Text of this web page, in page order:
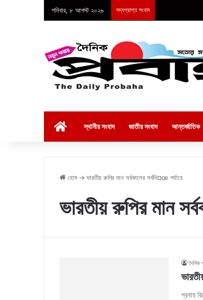
শনিবার, ৮ আগস্ট ২০২৬ সদ্যপ্রাপ্ত সংবাদ
স্থানীয় সংবাদ জাতীয় সংবাদ আন্তর্জাতিক
হোম → ভারতীয় রুপির মান সর্বকালের সর্বনি¤œ পর্যায়ে
ভারতীয় রুপির মান
দৈনিক
প্রবাহ